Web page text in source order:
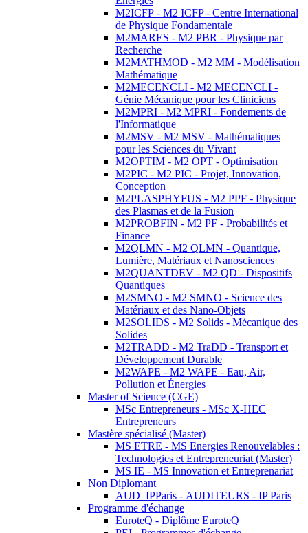
M2ICFP - M2 ICFP - Centre International
de Physique Fondamentale
M2MARES - M2 PBR - Physique par
Recherche
M2MATHMOD - M2 MM - Modélisation
Mathématique
M2MECENCLI - M2 MECENCLI -
Génie Mécanique pour les Cliniciens
M2MPRI - M2 MPRI - Fondements de
l'Informatique
M2MSV - M2 MSV - Mathématiques
pour les Sciences du Vivant
M2OPTIM - M2 OPT - Optimisation
M2PIC - M2 PIC - Projet, Innovation,
Conception
M2PLASPHYFUS - M2 PPF - Physique
des Plasmas et de la Fusion
M2PROBFIN - M2 PF - Probabilités et
Finance
M2QLMN - M2 QLMN - Quantique,
Lumière, Matériaux et Nanosciences
M2QUANTDEV - M2 QD - Dispositifs
Quantiques
M2SMNO - M2 SMNO - Science des
Matériaux et des Nano-Objets
M2SOLIDS - M2 Solids - Mécanique des
Solides
M2TRADD - M2 TraDD - Transport et
Développement Durable
M2WAPE - M2 WAPE - Eau, Air,
Pollution et Énergies
Master of Science (CGE)
MSc Entrepreneurs - MSc X-HEC
Entrepreneurs
Mastère spécialisé (Master)
MS ETRE - MS Energies Renouvelables :
Technologies et Entrepreneuriat (Master)
MS IE - MS Innovation et Entreprenariat
Non Diplomant
AUD_IPParis - AUDITEURS - IP Paris
Programme d'échange
EuroteQ - Diplôme EuroteQ